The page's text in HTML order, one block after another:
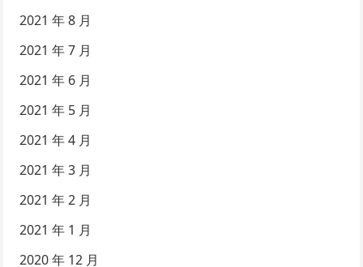
2021 年 8 月
2021 年 7 月
2021 年 6 月
2021 年 5 月
2021 年 4 月
2021 年 3 月
2021 年 2 月
2021 年 1 月
2020 年 12 月